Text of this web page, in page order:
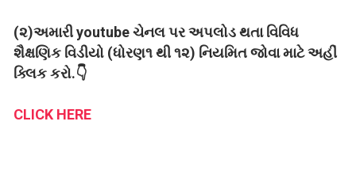
(૨)અમારી youtube ચેનલ પર અપલોડ થતા વિવિધ
શૈક્ષણિક વિડીયો (ધોરણ૧ થી ૧૨) નિયમિત જોવા માટે અહીં
ક્લિક કરો.👇
CLICK HERE